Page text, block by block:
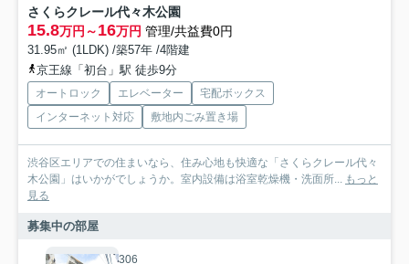
さくらクレール代々木公園
15.8万円～16万円 管理/共益費0円
31.95㎡ (1LDK) /築57年 /4階建
京王線「初台」駅 徒歩9分
オートロック エレベーター
宅配ボックス
インターネット対応
敷地内ごみ置き場
渋谷区エリアでの住まいなら、住み心地も快適な「さくらクレール代々
木公園」はいかがでしょうか。室内設備は浴室乾燥機・洗面所... もっと
見る
募集中の部屋
306